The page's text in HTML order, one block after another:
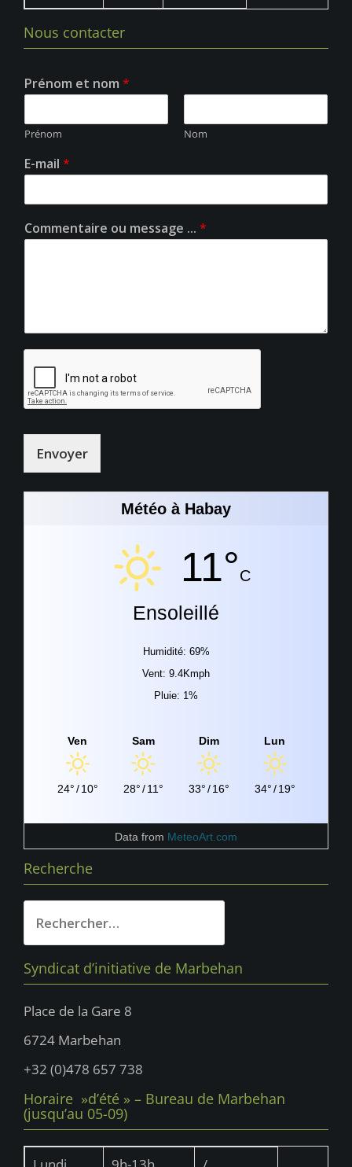
Nous contacter
Prénom et nom *
Prénom Nom
E-mail *
Commentaire ou message ... *
Envoyer
Météo à Habay
11°C
Ensoleillé
Humidité: 69%
Vent: 9.4Kmph
Pluie: 1%
Ven
24°/ 10°
Sam
28°/ 11°
Dim
33°/ 16°
Lun
34°/ 19°
Data from MeteoArt.com
Recherche
Syndicat d’initiative de Marbehan
Place de la Gare 8
6724 Marbehan
+32 (0)478 657 738
Horaire »d’été » – Bureau de Marbehan
(jusqu’au 05-09)